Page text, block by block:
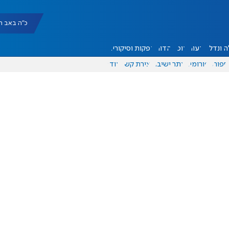
כ"ה באב תשפ"ו
ונדל"ן דעות אוכל יהדות הפקות וסיקורים
ספורט פורומים אתר ישיבה יצירת קשר עוד